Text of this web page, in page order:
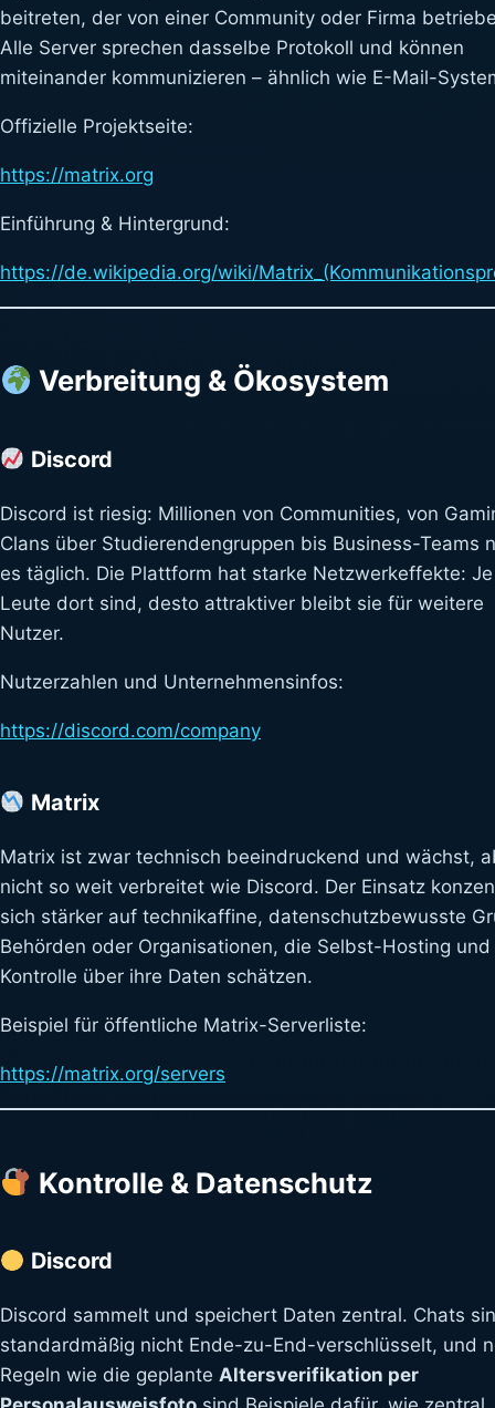
beitreten, der von einer Community oder Firma
Alle Server sprechen dasselbe Protokoll und können
miteinander kommunizieren – ähnlich wie E-Mail-
Offizielle Projektseite:
https://matrix.org
Einführung & Hintergrund:
https://de.wikipedia.org/wiki/
Verbreitung & Ökosystem
Discord
Discord ist riesig: Millionen von Communities, von
Clans über Studierendengruppen bis Business-Teams
es täglich. Die Plattform hat starke Netzwerkeffekte:
Leute dort sind, desto attraktiver bleibt sie für weitere
Nutzer.
Nutzerzahlen und Unternehmensinfos:
https://discord.com/company
Matrix
Matrix ist zwar technisch beeindruckend und wächst,
nicht so weit verbreitet wie Discord. Der Einsatz
sich stärker auf technikaffine, datenschutzbewusste
Behörden oder Organisationen, die Selbst-Hosting und
Kontrolle über ihre Daten schätzen.
Beispiel für öffentliche Matrix-Serverliste:
https://matrix.org/servers
Kontrolle & Datenschutz
Discord
Discord sammelt und speichert Daten zentral. Chats
standardmäßig nicht Ende-zu-End-verschlüsselt, und
Regeln wie die geplante Altersverifikation per